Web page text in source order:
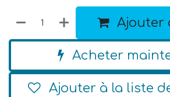
Ajouter
Acheter
Ajouter à la liste